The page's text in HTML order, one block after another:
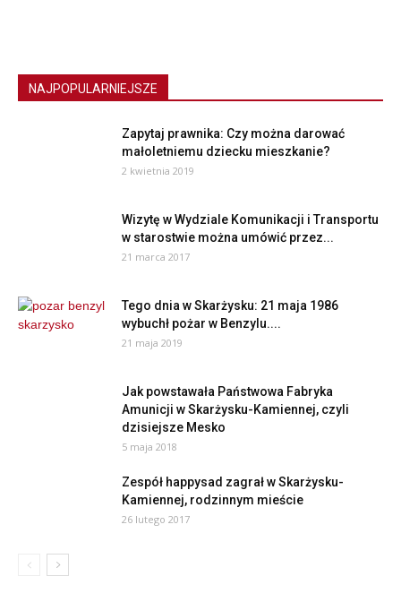
NAJPOPULARNIEJSZE
Zapytaj prawnika: Czy można darować
małoletniemu dziecku mieszkanie?
2 kwietnia 2019
Wizytę w Wydziale Komunikacji i Transportu
w starostwie można umówić przez...
21 marca 2017
Tego dnia w Skarżysku: 21 maja 1986
wybuchł pożar w Benzylu....
21 maja 2019
Jak powstawała Państwowa Fabryka
Amunicji w Skarżysku-Kamiennej, czyli
dzisiejsze Mesko
5 maja 2018
Zespół happysad zagrał w Skarżysku-
Kamiennej, rodzinnym mieście
26 lutego 2017